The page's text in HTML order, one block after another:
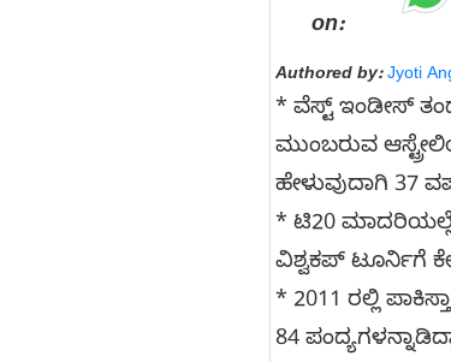
on:
Authored by: Jyoti
* ವೆಸ್ಟ್ ಇಂಡೀಸ್
ಮುಂಬರುವ
ಹೇಳುವುದಾಗಿ 37
* ಟಿ20
ವಿಶ್ವಕಪ್‌ ಟೂರ್ನಿಗೆ
* 2011 ರಲ್ಲಿ
84